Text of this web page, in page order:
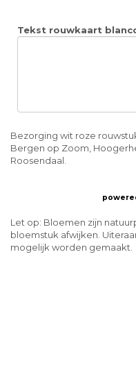
Tekst rouwkaart
Bezorging wit roze
Bergen op Zoom,
Roosendaal.
Let op: Bloemen zijn
bloemstuk afwijken.
mogelijk worden gemaakt.